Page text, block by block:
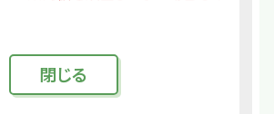
閉じる